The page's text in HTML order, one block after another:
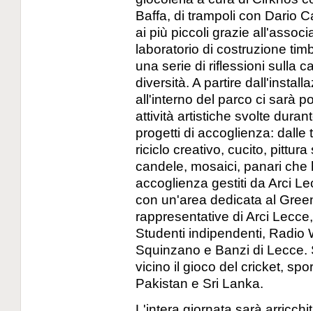
Baffa, di trampoli con Dario
ai più piccoli grazie
laboratorio di costruzione
una serie di riflessioni sulla
diversità. A partire
all'interno del parco ci sarà
attività artistiche svolte
progetti di accoglienza: dalle
riciclo creativo, cucito,
candele, mosaici, panari
accoglienza gestiti da Arci
con un'area dedicata al
rappresentative di Arci
Studenti indipendenti, Radio
Squinzano e Banzi di
vicino il gioco del cricket,
Pakistan e Sri Lanka.